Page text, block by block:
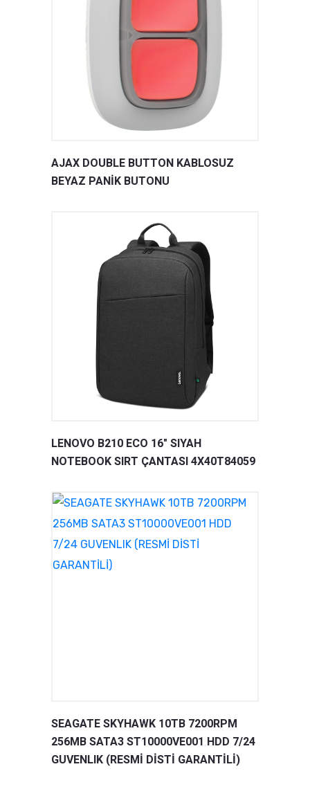
AJAX DOUBLE BUTTON KABLOSUZ
BEYAZ PANİK BUTONU
LENOVO B210 ECO 16" SIYAH
NOTEBOOK SIRT ÇANTASI 4X40T84059
SEAGATE SKYHAWK 10TB 7200RPM
256MB SATA3 ST10000VE001 HDD 7/24
GUVENLIK (RESMİ DİSTİ GARANTİLİ)